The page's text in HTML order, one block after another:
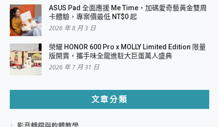
ASUS Pad 全面應援 Me Time，加碼愛奇藝黃金雙周
卡體驗，專案價最低 NT$0 起
2026 年 8 月 3 日
榮耀 HONOR 600 Pro x MOLLY Limited Edition 限量
版開賣，攜手味全龍進駐大巨蛋萬人盛典
2026 年 7 月 31 日
文章分類